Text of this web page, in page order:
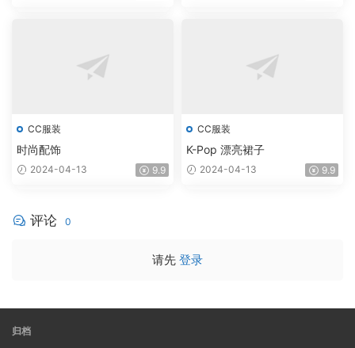
CC服装
时尚配饰
2024-04-13 9.9
CC服装
K-Pop 漂亮裙子
2024-04-13 9.9
评论 0
请先 登录
归档